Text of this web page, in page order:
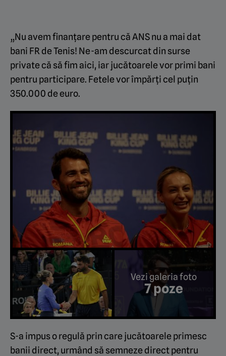
„Nu avem finanțare pentru că ANS nu a mai dat
bani FR de Tenis! Ne-am descurcat din surse
private că să fim aici, iar jucătoarele vor primi bani
pentru participare. Fetele vor împărți cel puțin
350.000 de euro.
Vezi galeria foto
7 poze
S-a impus o regulă prin care jucătoarele primesc
banii direct, urmând să semneze direct pentru